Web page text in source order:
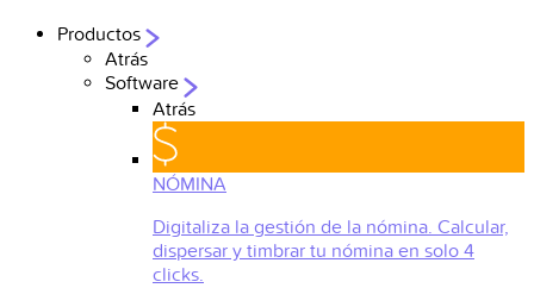
Productos
Atrás
Software
Atrás
NÓMINA
Digitaliza la gestión de la nómina. Calcular,
dispersar y timbrar tu nómina en solo 4
clicks.